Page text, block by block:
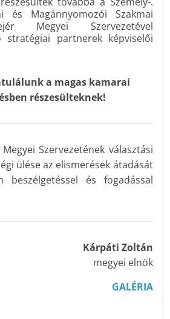
és Magánnyomozói Szakmai
Megyei Szervezetével
stratégiai partnerek képviselői
a magas kamarai
részesülteknek!
Megyei Szervezetének választási
ülése az elismerések átadását
beszélgetéssel és fogadással
Kárpáti Zoltán
megyei elnök
GALÉRIA